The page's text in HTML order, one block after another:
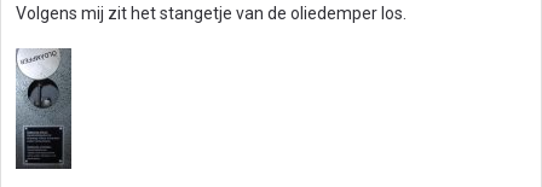
Volgens mij zit het stangetje van de oliedemper los.